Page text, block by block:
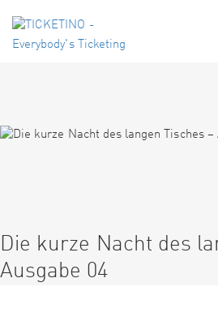
Die kurze Nacht des
Ausgabe 04